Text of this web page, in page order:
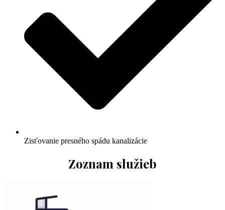
Zisťovanie presného spádu kanalizácie
Zoznam služieb